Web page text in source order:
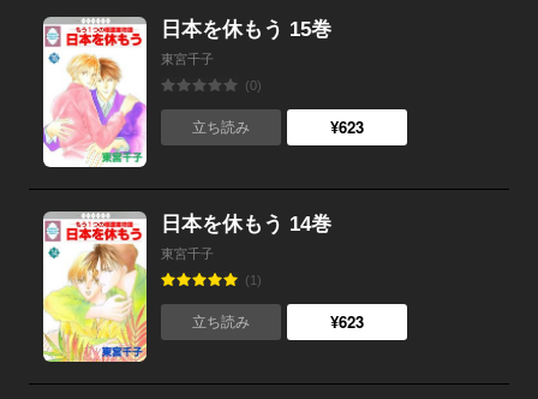
日本を休もう 15巻
東宮千子
(0)
立ち読み ¥623
日本を休もう 14巻
東宮千子
(1)
立ち読み ¥623